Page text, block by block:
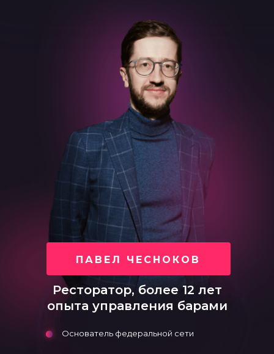
ПАВЕЛ ЧЕСНОКОВ
Ресторатор, более 12 лет
опыта управления барами
Основатель федеральной сети